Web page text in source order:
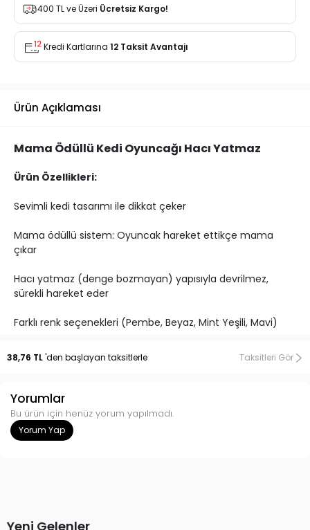
400 TL ve Üzeri Ücretsiz Kargo!
Kredi Kartlarına 12 Taksit Avantajı
Ürün Açıklaması
Mama Ödüllü Kedi Oyuncağı Hacı Yatmaz
Ürün Özellikleri:
Sevimli kedi tasarımı ile dikkat çeker
Mama ödüllü sistem: Oyuncak hareket ettikçe mama
çıkar
Hacı yatmaz (denge bozmayan) yapısıyla devrilmez,
sürekli hareket eder
Farklı renk seçenekleri (Pembe, Beyaz, Mint Yeşili, Mavi)
Zeka geliştirici ve hareket ettirici oyun deneyimi
Tüm kedi ırklarına ve yaş gruplarına uygundur
Ürün Açıklaması:
darbede tekrar ayağa kalkar ve mama çıkışı sağlayarak
38,76 TL'den başlayan taksitlerle Taksitleri Gör
Yorumlar
Bu ürün için henüz yorum yapılmadı.
Yorum Yap
Yeni Gelenler